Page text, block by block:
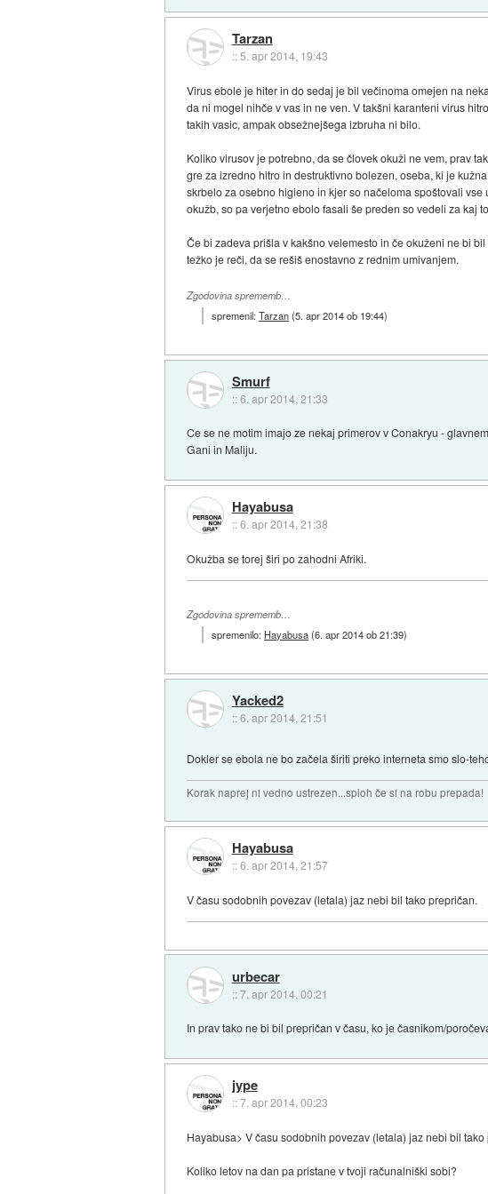
Tarzan
::5. apr 2014, 19:43
Virus ebole je hiter in do sedaj je bil večinoma omejen na
da ni mogel nihče v vas in ne ven. V takšni karanteni virus
takih vasic, ampak obsežnejšega izbruha ni bilo.
Koliko virusov je potrebno, da se človek okuži ne vem, prav
gre za izredno hitro in destruktivno bolezen, oseba, ki je
skrbelo za osebno higieno in kjer so načeloma spoštovali
okužb, so pa verjetno ebolo fasali še preden so vedeli za kaj
Če bi zadeva prišla v kakšno velemesto in če okuženi ne bi
težko je reči, da se rešiš enostavno z rednim umivanjem.
Zgodovina sprememb…
spremenil:Tarzan(5. apr 2014 ob 19:44)
Smurf
::6. apr 2014, 21:33
Ce se ne motim imajo ze nekaj primerov v Conakryu -
Gani in Maliju.
Hayabusa
::6. apr 2014, 21:38
Okužba se torej širi po zahodni Afriki.
Zgodovina sprememb…
spremenilo: Hayabusa(6. apr 2014 ob 21:39)
Yacked2
::6. apr 2014, 21:51
Dokler se ebola ne bo začela širiti preko interneta smo slo-
Korak naprej ni vedno ustrezen...sploh če si na robu prepada!
Hayabusa
::6. apr 2014, 21:57
V času sodobnih povezav (letala) jaz nebi bil tako prepričan.
urbecar
::7. apr 2014, 00:21
In prav tako ne bi bil prepričan v času, ko je časnikom/
jype
::7. apr 2014, 00:23
Hayabusa> V času sodobnih povezav (letala) jaz nebi bil tako
Koliko letov na dan pa pristane v tvoji računalniški sobi?